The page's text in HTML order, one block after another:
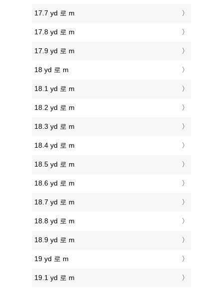
17.7 yd 로 m
17.8 yd 로 m
17.9 yd 로 m
18 yd 로 m
18.1 yd 로 m
18.2 yd 로 m
18.3 yd 로 m
18.4 yd 로 m
18.5 yd 로 m
18.6 yd 로 m
18.7 yd 로 m
18.8 yd 로 m
18.9 yd 로 m
19 yd 로 m
19.1 yd 로 m